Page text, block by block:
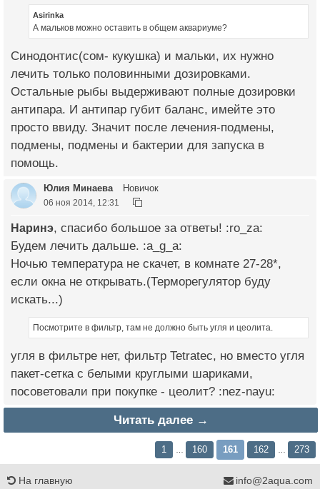
Asirinka
А мальков можно оставить в общем аквариуме?
Синодонтис(сом- кукушка) и мальки, их нужно
лечить только половинными дозировками.
Остальные рыбы выдерживают полные дозировки
антипара. И антипар губит баланс, имейте это
просто ввиду. Значит после лечения-подмены,
подмены, подмены и бактерии для запуска в
помощь.
Юлия Минаева Новичок
06 ноя 2014, 12:31
Наринэ, спасибо большое за ответы! :ro_za:
Будем лечить дальше. :a_g_a:
Ночью температура не скачет, в комнате 27-28*,
если окна не открывать.(Терморегулятор буду
искать...)
Посмотрите в фильтр, там не должно быть угля и цеолита.
угля в фильтре нет, фильтр Tetratec, но вместо угля
пакет-сетка с белыми круглыми шариками,
посоветовали при покупке - цеолит? :nez-nayu:
Читать далее →
1 160 161 162 273
На главную info@2aqua.com